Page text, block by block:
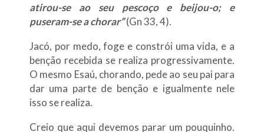
atirou-se ao seu pescoço e beijou-o; e
puseram-se a chorar”(Gn 33, 4).
Jacó, por medo, foge e constrói uma vida, e a
benção recebida se realiza progressivamente.
O mesmo Esaú, chorando, pede ao seu pai para
dar uma parte de benção e igualmente nele
isso se realiza.
Creio que aqui devemos parar um pouquinho.